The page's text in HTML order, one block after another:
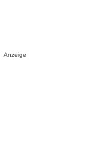
Anzeige